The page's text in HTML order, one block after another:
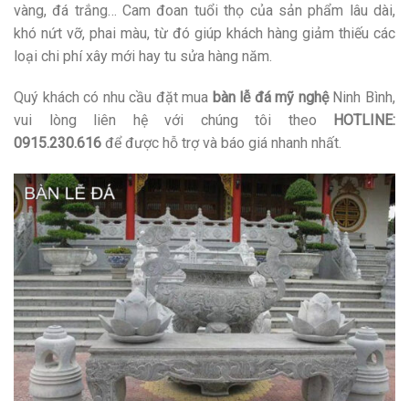
vàng, đá trắng… Cam đoan tuổi thọ của sản phẩm lâu dài,
khó nứt vỡ, phai màu, từ đó giúp khách hàng giảm thiếu các
loại chi phí xây mới hay tu sửa hàng năm.
Quý khách có nhu cầu đặt mua bàn lễ đá mỹ nghệNinh Bình,
vui lòng liên hệ với chúng tôi theo
HOTLINE:
0915.230.616 để được hỗ trợ và báo giá nhanh nhất.